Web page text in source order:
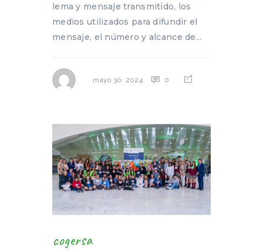
lema y mensaje transmitido, los
medios utilizados para difundir el
mensaje, el número y alcance de...
mayo 30, 2024 0
cogersa